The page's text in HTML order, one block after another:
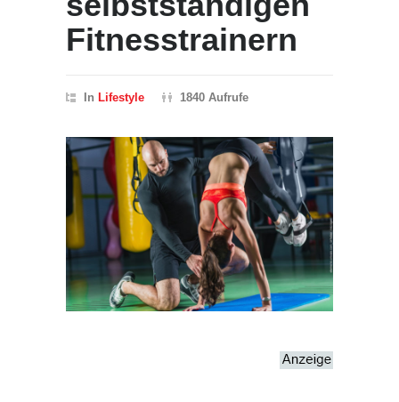
Fitnesstrainern
In Lifestyle 1840 Aufrufe